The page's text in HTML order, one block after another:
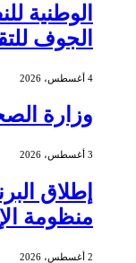
الوطنية
الجوف
وزارة
إطلاق
منظومة